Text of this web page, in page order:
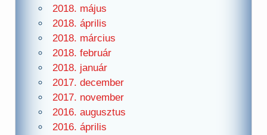
2018. május
2018. április
2018. március
2018. február
2018. január
2017. december
2017. november
2016. augusztus
2016. április